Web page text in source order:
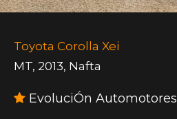
Toyota Corolla Xei
MT, 2013, Nafta
EvoluciÓn Automotores